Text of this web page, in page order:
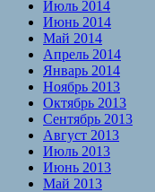
Июль 2014
Июнь 2014
Май 2014
Апрель 2014
Январь 2014
Ноябрь 2013
Октябрь 2013
Сентябрь 2013
Август 2013
Июль 2013
Июнь 2013
Май 2013